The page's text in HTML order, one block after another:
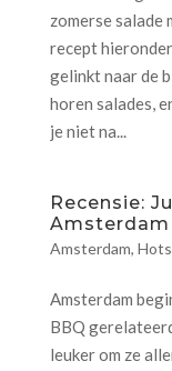
zomerse
recept
gelinkt naar de
horen salades,
je niet na...
Recensie:
Amsterdam
Amsterdam,
Amsterdam
BBQ
leuker om ze